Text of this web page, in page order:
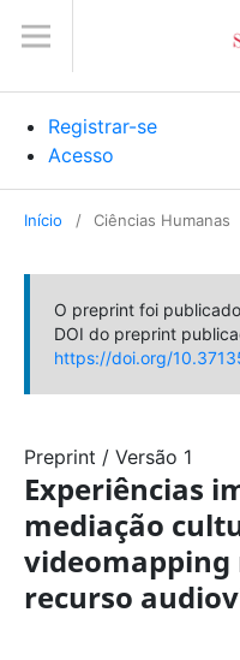
Registrar-se
Acesso
Início / Ciências Humanas
O preprint foi
DOI do preprint
https://doi.org/
Preprint / Versão 1
Experiências
mediação
recurso